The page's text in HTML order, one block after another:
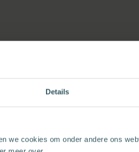
Details
we cookies om onder andere ons